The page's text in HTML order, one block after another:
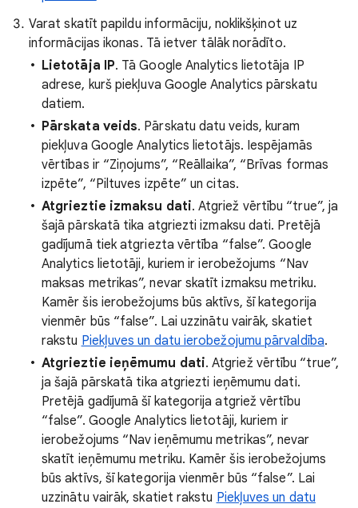
Varat skatīt papildu informāciju, noklikšķinot uz
informācijas ikonas. Tā ietver tālāk norādīto.
Lietotāja IP. Tā Google Analytics lietotāja IP
adrese, kurš piekļuva Google Analytics pārskatu
datiem.
Pārskata veids. Pārskatu datu veids, kuram
piekļuva Google Analytics lietotājs. Iespējamās
vērtības ir “Ziņojums”, “Reāllaika”, “Brīvas formas
izpēte”, “Piltuves izpēte” un citas.
Atgrieztie izmaksu dati. Atgriež vērtību “true”, ja
šajā pārskatā tika atgriezti izmaksu dati. Pretējā
gadījumā tiek atgriezta vērtība “false”. Google
Analytics lietotāji, kuriem ir ierobežojums “Nav
maksas metrikas”, nevar skatīt izmaksu metriku.
Kamēr šis ierobežojums būs aktīvs, šī kategorija
vienmēr būs “false”. Lai uzzinātu vairāk, skatiet
rakstu Piekļuves un datu ierobežojumu pārvaldība.
Atgrieztie ieņēmumu dati. Atgriež vērtību “true”,
ja šajā pārskatā tika atgriezti ieņēmumu dati.
Pretējā gadījumā šī kategorija atgriež vērtību
“false”. Google Analytics lietotāji, kuriem ir
ierobežojums “Nav ieņēmumu metrikas”, nevar
skatīt ieņēmumu metriku. Kamēr šis ierobežojums
būs aktīvs, šī kategorija vienmēr būs “false”. Lai
uzzinātu vairāk, skatiet rakstu Piekļuves un datu